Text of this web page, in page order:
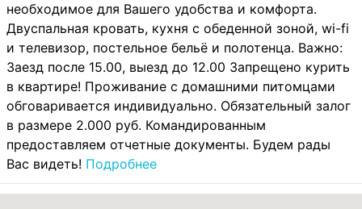
необходимое для Вашего удобства и комфорта.
Двуспальная кровать, кухня с обеденной зоной, wi-fi
и телевизор, постельное бельё и полотенца. Важно:
Заезд после 15.00, выезд до 12.00 Запрещено курить
в квартире! Проживание с домашними питомцами
обговаривается индивидуально. Обязательный залог
в размере 2.000 руб. Командированным
предоставляем отчетные документы. Будем рады
Вас видеть! Подробнее